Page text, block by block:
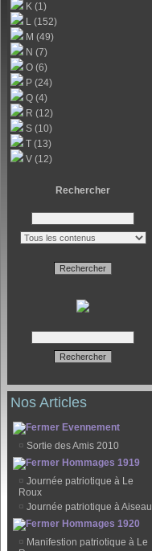
K (1)
L (152)
M (49)
N (7)
O (6)
P (24)
Q (4)
R (12)
S (10)
T (13)
V (12)
Rechercher
Nos Articles
Evennement
¤ Sortie des Amis 2010
Hommages 1919
¤ Journée patriotique à Le
Roux
¤ Journée patriotique à Aiseau
Hommages 1920
¤ Manifestion patriotique à Le